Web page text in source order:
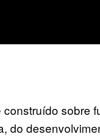
construído sobre
do